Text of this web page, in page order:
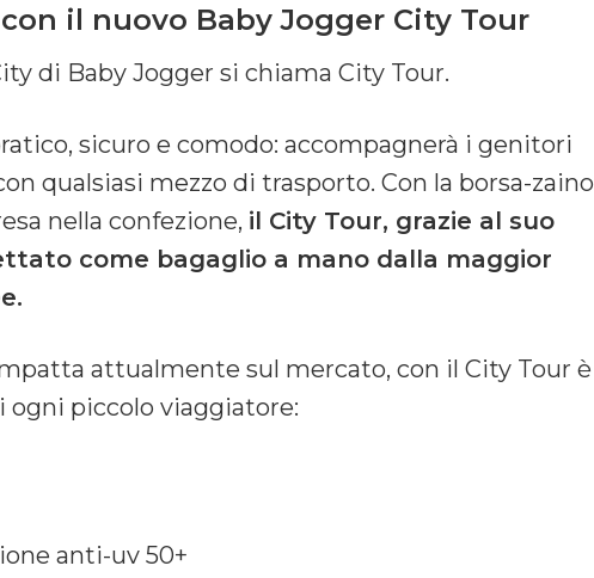
il nuovo Baby Jogger City Tour
di Baby Jogger si chiama City Tour.
sicuro e comodo: accompagnerà i genitori
qualsiasi mezzo di trasporto. Con la borsa-zaino
nella confezione, il City Tour, grazie al suo
come bagaglio a mano dalla maggior
attualmente sul mercato, con il City Tour è
piccolo viaggiatore:
anti-uv 50+